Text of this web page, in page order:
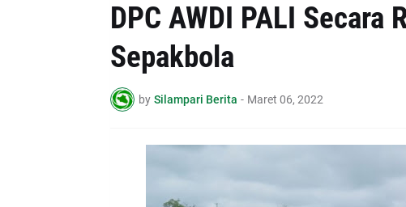
DPC AWDI PALI Secara
Sepakbola
by Silampari Berita - Maret 06, 2022